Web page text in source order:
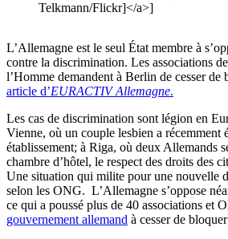
Telkmann/Flickr]</a>]
L’Allemagne est le seul État membre à
contre la discrimination. Les associations
l’Homme demandent à Berlin de cesser de
article d’EURACTIV Allemagne.
Les cas de discrimination sont légion en
Vienne, où un couple lesbien a récemment
établissement; à Riga, où deux Allemands
chambre d’hôtel, le respect des droits des
Une situation qui milite pour une nouvelle
selon les ONG. L’Allemagne s’oppose
ce qui a poussé plus de 40 associations et
gouvernement allemand à cesser de